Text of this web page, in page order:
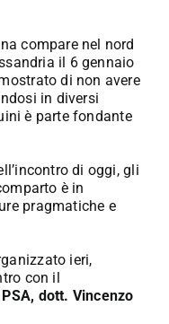
compare nel nord
il 6 gennaio
di non avere
in diversi
è parte fondante
di oggi, gli
è in
pragmatiche e
ieri,
con il
dott. Vincenzo